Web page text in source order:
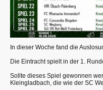
In dieser Woche fand die
Die Eintracht spielt in der 1.
Sollte dieses Spiel gewonnen
Kleingladbach, die wie der SC